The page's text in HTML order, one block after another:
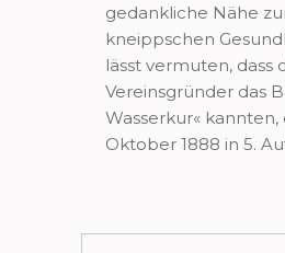
gedankliche Nähe
kneippschen
lässt vermuten, dass
Vereinsgründer das
Wasserkur« kannten,
Oktober 1888 in 5.